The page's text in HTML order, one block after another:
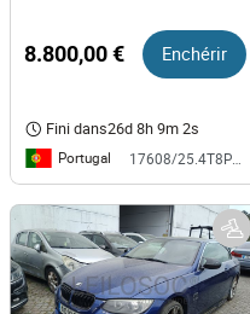
8.800,00 € Enchérir
Fini dans26d 8h 9m 1s
Portugal